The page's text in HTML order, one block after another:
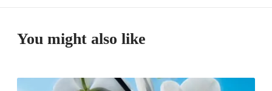
You might also like